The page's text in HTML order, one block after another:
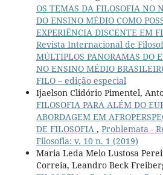
OS TEMAS DA FILOSOFIA NO
DO ENSINO MÉDIO COMO
EXPERIÊNCIA DISCENTE EM
Revista Internacional de
MÚLTIPLOS PANORAMAS DO
NO ENSINO MÉDIO
FILO – edição especial
Ijaelson Clidório Pimentel,
FILOSOFIA PARA ALÉM DO
ABORDAGEM EM
DE FILOSOFIA , Problemata -
Filosofia: v. 10 n. 1 (2019)
Maria Leda Melo Lustosa
Correia, Leandro Beck